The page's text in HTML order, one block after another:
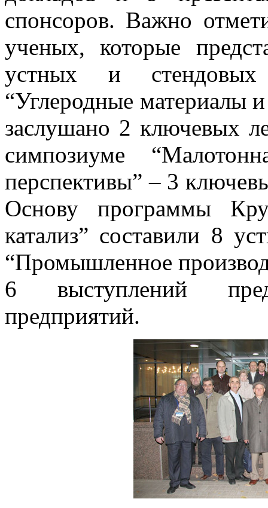
спонсоров. Важно
ученых, которые
устных и
“Углеродные материалы
заслушано 2 ключевых
симпозиуме
перспективы” – 3
Основу программы
катализ” составили 8
“Промышленное
6 выступлений
предприятий.